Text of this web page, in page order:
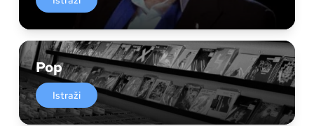
Pop
Istraži